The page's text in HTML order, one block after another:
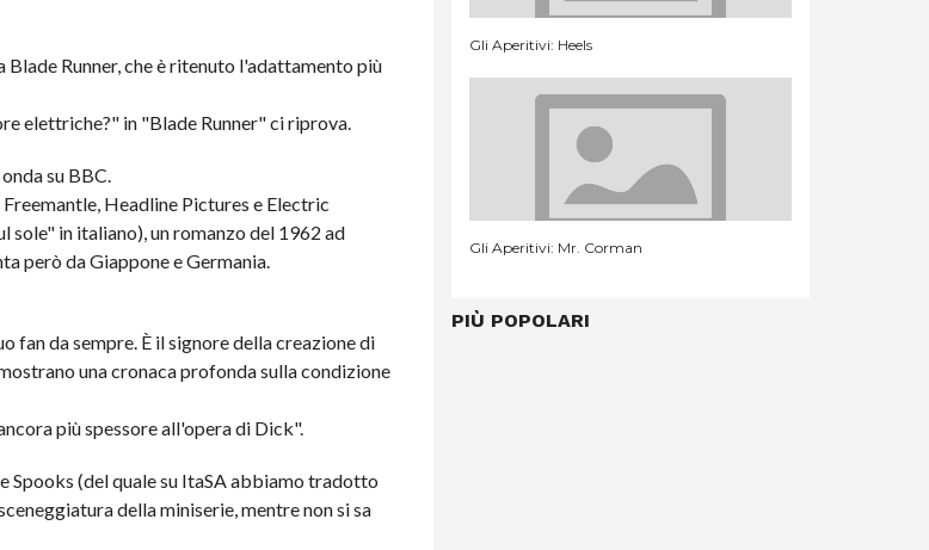
Runner, che è ritenuto l'adattamento più
elettriche?" in "Blade Runner" ci riprova.
su BBC.
Headline Pictures e Electric
sole" in italiano), un romanzo del 1962 ad
però da Giappone e Germania.
fan da sempre. È il signore della creazione di
una cronaca profonda sulla condizione
più spessore all'opera di Dick".
Spooks (del quale su ItaSA abbiamo tradotto
della miniserie, mentre non si sa
Gli Aperitivi: Heels
Gli Aperitivi: Mr. Corman
PIÙ POPOLARI